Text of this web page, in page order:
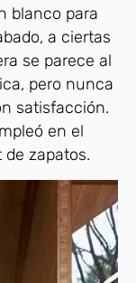
blanco para
a ciertas
se parece al
pero nunca
satisfacción.
en el
zapatos.